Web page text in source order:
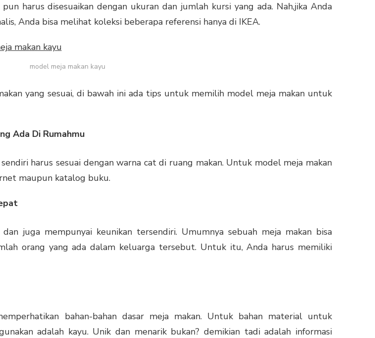
harus disesuaikan dengan ukuran dan jumlah kursi yang ada. Nah,jika Anda
Anda bisa melihat koleksi beberapa referensi hanya di IKEA.
model meja makan kayu
yang sesuai, di bawah ini ada tips untuk memilih model meja makan untuk
Ada Di Rumahmu
sendiri harus sesuai dengan warna cat di ruang makan. Untuk model meja makan
maupun katalog buku.
juga mempunyai keunikan tersendiri. Umumnya sebuah meja makan bisa
orang yang ada dalam keluarga tersebut. Untuk itu, Anda harus memiliki
bahan-bahan dasar meja makan. Untuk bahan material untuk
adalah kayu. Unik dan menarik bukan? demikian tadi adalah informasi